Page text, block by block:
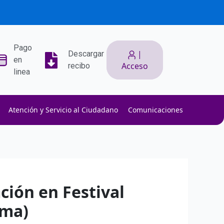
Pago
en
linea
Descargar
recibo
|
Acceso
Atención y Servicio al Ciudadano Comunicaciones
en Festival